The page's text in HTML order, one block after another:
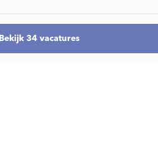
Bekijk 34 vacatures